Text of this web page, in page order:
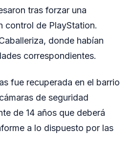
tras forzar una
control de PlayStation.
donde habían
correspondientes.
fue recuperada en el barrio
de seguridad
de 14 años que deberá
a lo dispuesto por las